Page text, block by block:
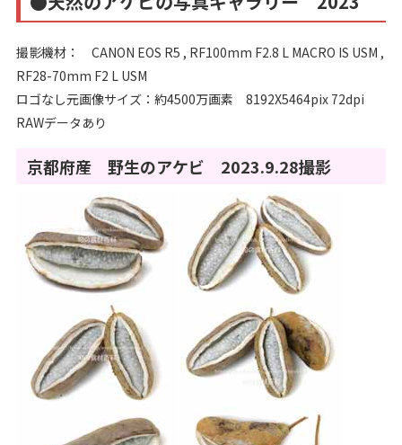
撮影機材： CANON EOS R5 , RF100mm F2.8 L MACRO IS USM ,
RF28-70mm F2 L USM
ロゴなし元画像サイズ：約4500万画素 8192X5464pix 72dpi
RAWデータあり
京都府産 野生のアケビ 2023.9.28撮影